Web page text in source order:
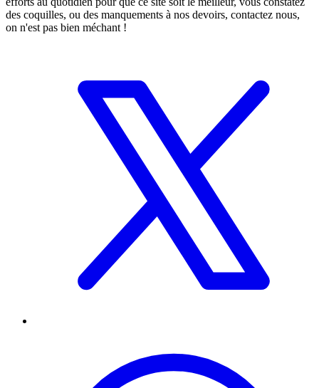
des coquilles, ou des manquements à nos devoirs, contactez nous,
on n'est pas bien méchant !